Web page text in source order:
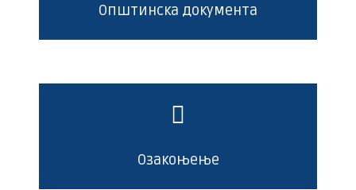
Општинска документа
Озакоњење